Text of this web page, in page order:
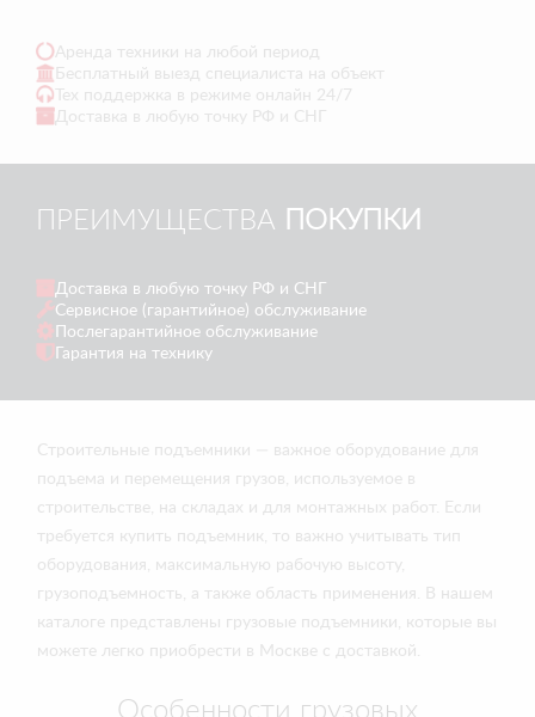
Аренда техники на любой период
Бесплатный выезд специалиста на объект
Тех поддержка в режиме онлайн 24/7
Доставка в любую точку РФ и СНГ
ПРЕИМУЩЕСТВА ПОКУПКИ
Доставка в любую точку РФ и СНГ
Сервисное (гарантийное) обслуживание
Послегарантийное обслуживание
Гарантия на технику
Строительные подъемники — важное оборудование для
подъема и перемещения грузов, используемое в
строительстве, на складах и для монтажных работ. Если
требуется купить подъемник, то важно учитывать тип
оборудования, максимальную рабочую высоту,
грузоподъемность, а также область применения. В нашем
каталоге представлены грузовые подъемники, которые вы
можете легко приобрести в Москве с доставкой.
Особенности грузовых